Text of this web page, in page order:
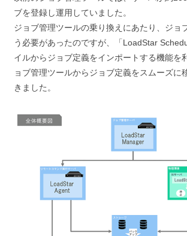
ブを登録し運用していました。
ジョブ管理ツールの乗り換えにあたり、ジョ
う必要があったのですが、「LoadStar
イルからジョブ定義をインポートする機能を
ョブ管理ツールからジョブ定義をスムーズに
きました。